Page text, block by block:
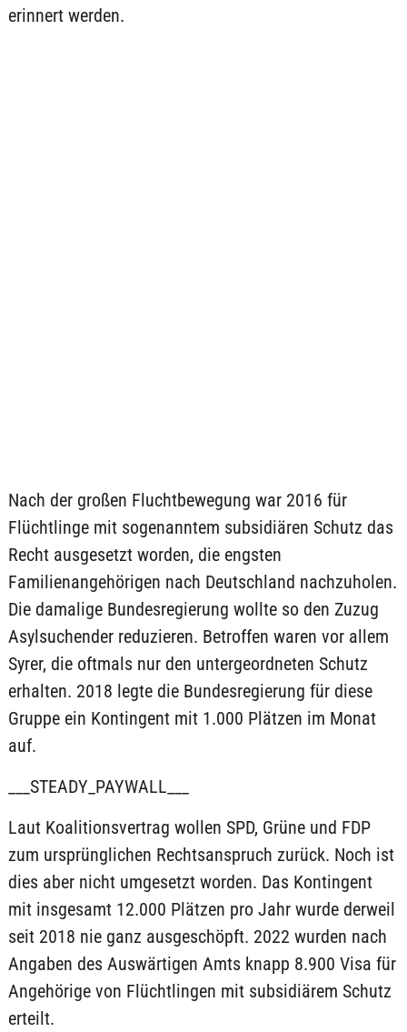
erinnert werden.
Nach der großen Fluchtbewegung war 2016 für
Flüchtlinge mit sogenanntem subsidiären Schutz das
Recht ausgesetzt worden, die engsten
Familienangehörigen nach Deutschland nachzuholen.
Die damalige Bundesregierung wollte so den Zuzug
Asylsuchender reduzieren. Betroffen waren vor allem
Syrer, die oftmals nur den untergeordneten Schutz
erhalten. 2018 legte die Bundesregierung für diese
Gruppe ein Kontingent mit 1.000 Plätzen im Monat
auf.
___STEADY_PAYWALL___
Laut Koalitionsvertrag wollen SPD, Grüne und FDP
zum ursprünglichen Rechtsanspruch zurück. Noch ist
dies aber nicht umgesetzt worden. Das Kontingent
mit insgesamt 12.000 Plätzen pro Jahr wurde derweil
seit 2018 nie ganz ausgeschöpft. 2022 wurden nach
Angaben des Auswärtigen Amts knapp 8.900 Visa für
Angehörige von Flüchtlingen mit subsidiärem Schutz
erteilt.